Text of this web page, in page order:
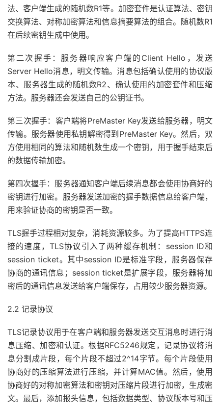
法、客户端生成的随机数R1等。加密套件是认证算法、密钥
交换算法、对称加密算法和信息摘要算法的组合。随机数R1
在后续密钥生成中使用。
第二次握手：服务器响应客户端的Client Hello，发送
Server Hello消息，明文传输。消息包括确认使用的协议版
本、服务器生成的随机数R2、确认使用的加密套件和压缩
方法。服务器还会发送自己的公钥证书。
第三次握手：客户端将PreMaster Key发送给服务器，明文
传输。服务器使用私钥解密得到PreMaster Key。然后，双
方使用相同的算法和随机数生成一个密钥，用于握手结束后
的数据传输加密。
第四次握手：服务器通知客户端后续消息都会使用协商好的
密钥进行加密。服务器发送加密的握手数据信息给客户端，
用来验证协商的密钥是否一致。
TLS握手过程相对复杂，消耗资源较多。为了提高HTTPS连
接的速度，TLS协议引入了两种缓存机制：session ID和
session ticket。其中session ID是标准字段，服务器保存
协商的通讯信息；session ticket是扩展字段，服务器将加
密后的通讯信息发送给客户端保存，占用较少服务器资源。
2.2 记录协议
TLS记录协议用于在客户端和服务器发送交互消息时进行消
息压缩、加密和认证。根据RFC5246规定，记录协议将消
息分割成片段，每个片段不超过2^14字节。每个片段使用
协商好的压缩算法进行压缩，并计算MAC值。然后，使用
协商好的对称加密算法和密钥对压缩片段进行加密，生成密
文。最后，添加报头信息，包括数据类型、协议版本号和压